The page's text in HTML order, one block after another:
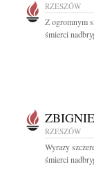
RZESZÓW
Z ogromnym
śmierci
RZESZÓW
Wyrazy
śmierci